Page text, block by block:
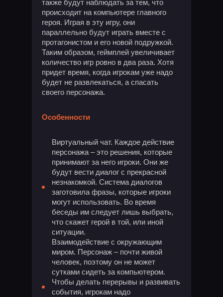
также будут наблюдать за тем, что
происходит на компьютере главного
героя. Играя в эту игру, они
параллельно будут играть вместе с
протагонистом и его новой подружкой.
Таким образом, геймплей увеличивает
количество игр ровно в два раза. Хотя
придет время, когда игрокам уже надо
будет не развлекаться, а спасать
своего персонажа.
Особенности
Виртуальный чат. Каждое действие
персонажа – это решения, которые
принимают за него игроки. Они же
будут вести диалог с прекрасной
незнакомкой. Система диалогов
заготовила фразы, которые игроки
могут использовать. Во время
беседы им следует лишь выбрать,
что скажет герой в той, или иной
ситуации.
Взаимодействие с окружающим
миром. Персонаж – почти живой
человек, поэтому он не может
сутками сидеть за компьютером.
Чтобы делать перерывы и развивать
события, игрокам надо